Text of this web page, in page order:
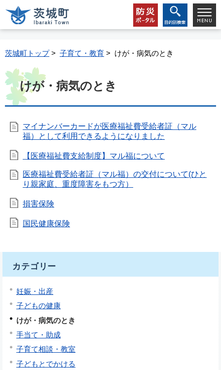
茨城町トップ> 子育て・教育 > けが・病気のとき
けが・病気のとき
マイナンバーカードが医療福祉費受給者証（マル
福）として利用できるようになりました
【医療福祉費支給制度】マル福について
医療福祉費受給者証（マル福）の交付について(ひと
り親家庭、重度障害をもつ方）
損害保険
国民健康保険
カテゴリー
妊娠・出産
子どもの健康
けが・病気のとき
手当て・助成
子育て相談・教室
子どもとでかける